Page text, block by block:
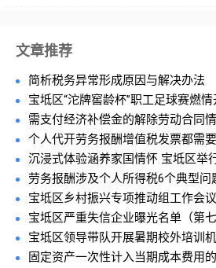
文章推荐
简析税务异常形成原因与解决办法
宝坻区“沱牌窖龄杯”职工足球赛燃
需支付经济补偿金的解除劳动合同
个人代开劳务报酬增值税发票都需
沉浸式体验涵养家国情怀 宝坻区举
劳务报酬涉及个人所得税6个典型问
宝坻区乡村振兴专项推动组工作会
宝坻区严重失信企业曝光名单（第七
宝坻区领导带队开展暑期校外培训
固定资产一次性计入当期成本费用